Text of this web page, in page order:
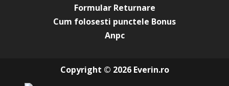
Formular Returnare
Cum folosesti punctele Bonus
Anpc
Copyright © 2026 Everin.ro